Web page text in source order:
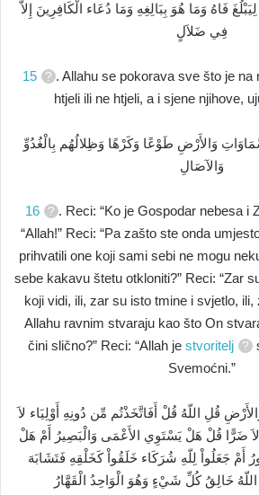
فَاهُ وَمَا هُوَ بِبَالِغِهِ وَمَا دُعَاء الْكَافِرِينَ إِلاَّ
فِي ضَلاَلٍ
15
. Allahu se pokorava sve što je na
htjeli ili ne htjeli, a i sjene njihove,
وَالأَرْضِ طَوْعًا وَكَرْهًا وَظِلالُهُم بِالْغُدُوِّ
وَالآصَالِ
16
. Reci: “Ko je Gospodar nebesa i
“Allah!” Reci: “Pa zašto ste onda
prihvatili one koji sami sebi ne mogu
sebe kakavu štetu otkloniti?” Reci: “Zar
koji vidi, ili, zar su isto tmine i svjetlo,
Allahu ravnim stvaraju kao što On
čini slično?” Reci: “Allah je stvoritelj
Svemoćni.”
قُلِ اللّهُ قُلْ أَفَاتَّخَذْتُم مِّن دُونِهِ أَوْلِيَاء لاَ
ضَرًّا قُلْ هَلْ يَسْتَوِي الأَعْمَى وَالْبَصِيرُ أَمْ هَلْ
أَمْ جَعَلُواْ لِلّهِ شُرَكَاء خَلَقُواْ كَخَلْقِهِ فَتَشَابَهَ
خَالِقُ كُلِّ شَيْءٍ وَهُوَ الْوَاحِدُ الْقَهَّارُ